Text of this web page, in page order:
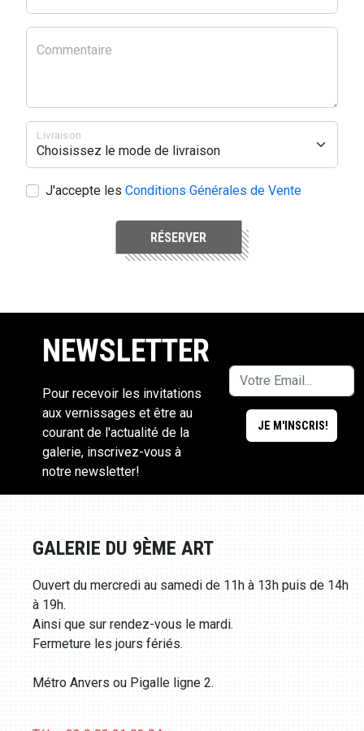
Commentaire
Livraison
J'accepte les Conditions Générales de Vente
RÉSERVER
NEWSLETTER
Pour recevoir les invitations
aux vernissages et être au
courant de l'actualité de la
galerie, inscrivez-vous à
notre newsletter!
GALERIE DU 9ÈME ART
Ouvert du mercredi au samedi de 11h à 13h puis de 14h
à 19h.
Ainsi que sur rendez-vous le mardi.
Fermeture les jours fériés.
Métro Anvers ou Pigalle ligne 2.